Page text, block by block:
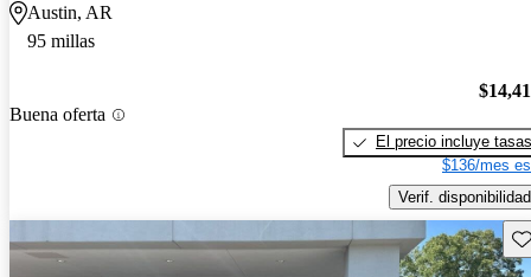
Austin, AR
95 millas
Buena oferta
El precio incluye tasas
$136/mes
Verif. disponibilidad